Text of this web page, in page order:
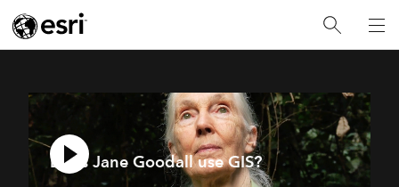
Does Jane Goodall use GIS?